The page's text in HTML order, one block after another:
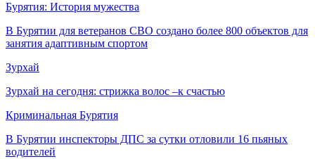
Бурятия: История мужества
В Бурятии для ветеранов СВО создано более 800 объектов для
занятия адаптивным спортом
Зурхай
Зурхай на сегодня: стрижка волос –к счастью
Криминальная Бурятия
В Бурятии инспекторы ДПС за сутки отловили 16 пьяных
водителей